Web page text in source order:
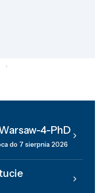
4-PhD
do 7 sierpnia 2026